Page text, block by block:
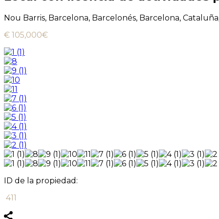
Nou Barris, Barcelona, Barcelonés, Barcelona,
€ 105,000€
ID de la propiedad:
411